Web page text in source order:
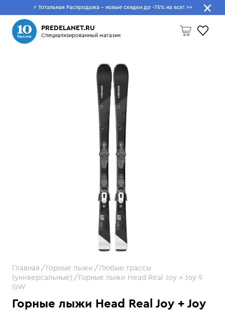
⚡ Тотальная Распродажа - новые скидки до -75% на все! >>
PREDELANET.RU
Специализированный магазин
Что будем искать?
Главная Горные лыжи
Любые трассы
(универсальные)
Горные лыжи Head Real Joy + Joy 9
GW
Горные лыжи Head Real Joy + Joy